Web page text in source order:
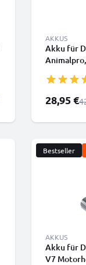
AKKUS
Akku für
(Dyson
von
28,95 €
Bestseller
AKKUS
Akku für
V7